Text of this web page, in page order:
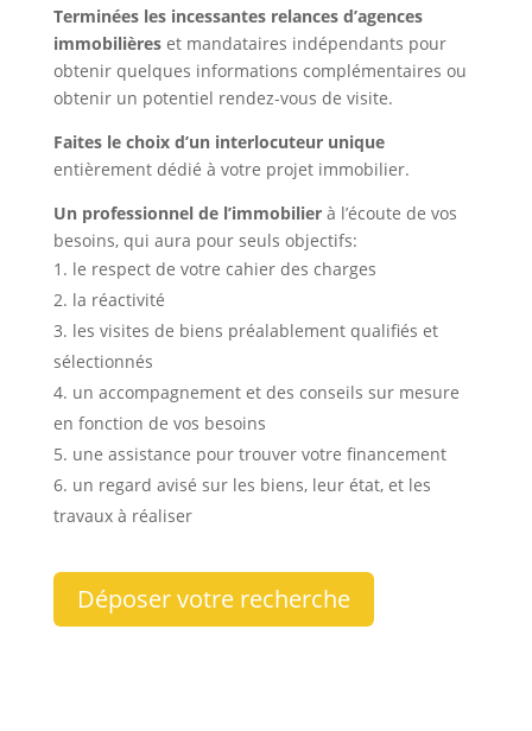
Terminées les incessantes relances d’agences
immobilièreset mandataires indépendants pour
obtenir quelques informations complémentaires ou
obtenir un potentiel rendez-vous de visite.
Faites le choix d’un interlocuteur unique
entièrement dédié à votre projet immobilier.
Un professionnel de l’immobilierà l’écoute de vos
besoins, qui aura pour seuls objectifs:
le respect de votre cahier des charges
la réactivité
les visites de biens préalablement qualifiés et
sélectionnés
un accompagnement et des conseils sur mesure
en fonction de vos besoins
une assistance pour trouver votre financement
un regard avisé sur les biens, leur état, et les
travaux à réaliser
Déposer votre recherche